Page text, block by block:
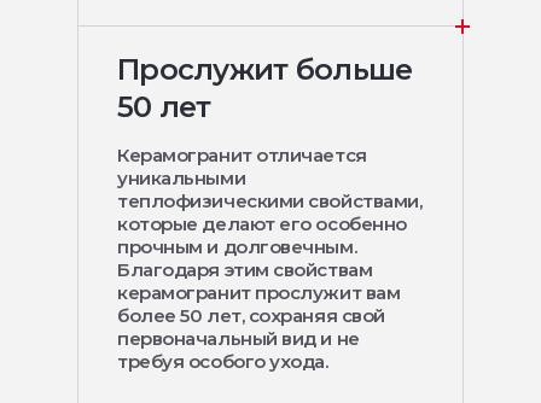
Прослужит больше
50 лет
Керамогранит отличается
уникальными
теплофизическими свойствами,
которые делают его особенно
прочным и долговечным.
Благодаря этим свойствам
керамогранит прослужит вам
более 50 лет, сохраняя свой
первоначальный вид и не
требуя особого ухода.